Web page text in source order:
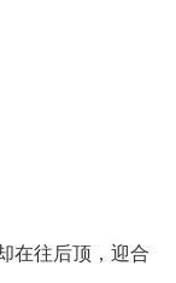
往后顶，迎合